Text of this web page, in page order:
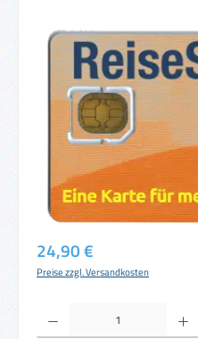
Bildergalerie überspringen
Regulärer Preis:
24,90 €
Preise zzgl. Versandkosten
Produkt Anzahl: Gib den